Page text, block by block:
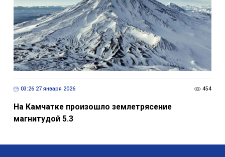
03:26 27 января 2026 454
На Камчатке произошло землетрясение
магнитудой 5.3